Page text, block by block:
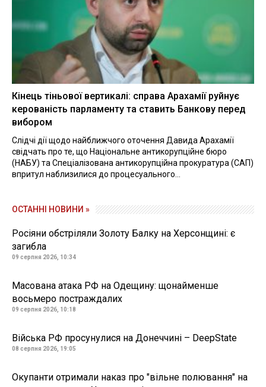
Кінець тіньової вертикалі: справа Арахамії руйнує
керованість парламенту та ставить Банкову перед
вибором
Слідчі дії щодо найближчого оточення Давида Арахамії
свідчать про те, що Національне антикорупційне бюро
(НАБУ) та Спеціалізована антикорупційна прокуратура (САП)
впритул наблизилися до процесуального...
ОСТАННІ НОВИНИ »
Росіяни обстріляли Золоту Балку на Херсонщині: є
загибла
09 серпня 2026, 10:34
Масована атака РФ на Одещину: щонайменше
восьмеро постраждалих
09 серпня 2026, 10:18
Війська РФ просунулися на Донеччині – DeepState
08 серпня 2026, 19:05
Окупанти отримали наказ про "вільне полювання" на